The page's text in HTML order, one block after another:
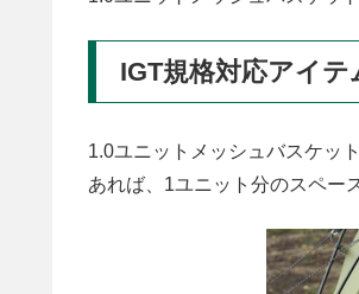
IGT規格対応アイテ
1.0ユニットメッシュバスケッ
あれば、1ユニット分のスペー